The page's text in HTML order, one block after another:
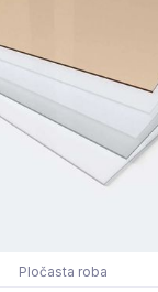
Pločasta roba